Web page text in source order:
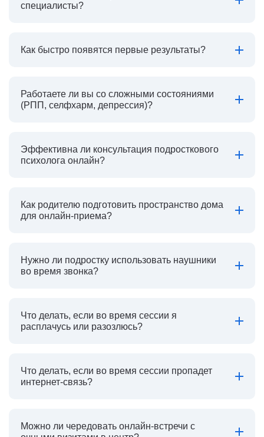
специалисты?
Как быстро появятся первые результаты?
Работаете ли вы со сложными состояниями
(РПП, селфхарм, депрессия)?
Эффективна ли консультация подросткового
психолога онлайн?
Как родителю подготовить пространство дома
для онлайн-приема?
Нужно ли подростку использовать наушники
во время звонка?
Что делать, если во время сессии я
расплачусь или разозлюсь?
Что делать, если во время сессии пропадет
интернет-связь?
Можно ли чередовать онлайн-встречи с